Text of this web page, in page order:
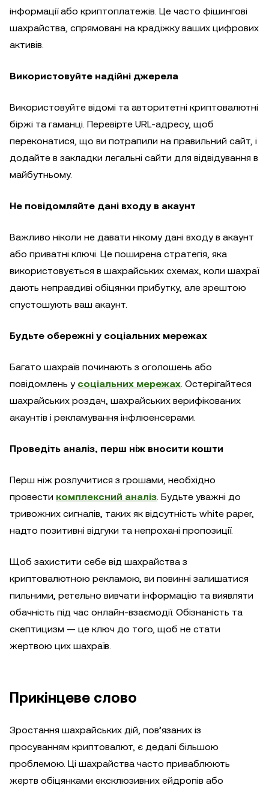
інформації або криптоплатежів. Це часто фішингові
шахрайства, спрямовані на крадіжку ваших цифрових
активів.
Використовуйте надійні джерела
Використовуйте відомі та авторитетні криптовалютні
біржі та гаманці. Перевірте URL-адресу, щоб
переконатися, що ви потрапили на правильний сайт, і
додайте в закладки легальні сайти для відвідування в
майбутньому.
Не повідомляйте дані входу в акаунт
Важливо ніколи не давати нікому дані входу в акаунт
або приватні ключі. Це поширена стратегія, яка
використовується в шахрайських схемах, коли шахраї
дають неправдиві обіцянки прибутку, але зрештою
спустошують ваш акаунт.
Будьте обережні у соціальних мережах
Багато шахраїв починають з оголошень або
повідомлень у соціальних мережах. Остерігайтеся
шахрайських роздач, шахрайських верифікованих
акаунтів і рекламування інфлюенсерами.
Проведіть аналіз, перш ніж вносити кошти
Перш ніж розлучитися з грошами, необхідно
провести комплексний аналіз. Будьте уважні до
тривожних сигналів, таких як відсутність white paper,
надто позитивні відгуки та непрохані пропозиції.
Щоб захистити себе від шахрайства з
криптовалютною рекламою, ви повинні залишатися
пильними, ретельно вивчати інформацію та виявляти
обачність під час онлайн-взаємодії. Обізнаність та
скептицизм — це ключ до того, щоб не стати
жертвою цих шахраїв.
Прикінцеве слово
Зростання шахрайських дій, пов’язаних із
просуванням криптовалют, є дедалі більшою
проблемою. Ці шахрайства часто приваблюють
жертв обіцянками ексклюзивних ейдропів або